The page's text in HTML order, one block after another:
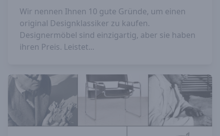
Wir nennen Ihnen 10 gute Gründe, um einen
original Designklassiker zu kaufen.
Designermöbel sind einzigartig, aber sie haben
ihren Preis. Leistet...